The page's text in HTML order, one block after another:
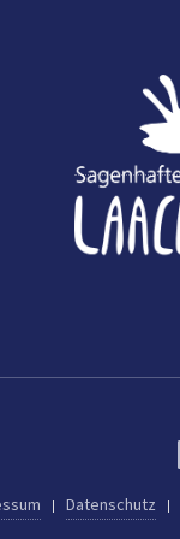
Datenschutz